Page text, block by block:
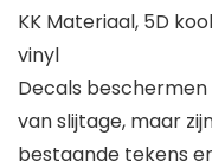
KK Materiaal, 5D
vinyl
Decals
van slijtage, maar
bestaande tekens